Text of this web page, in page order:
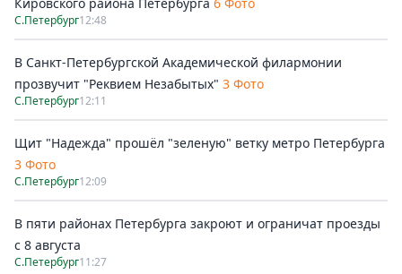
С.Петербург12:48
В Санкт-Петербургской Академической филармонии
прозвучит "Реквием Незабытых" 3 Фото
С.Петербург12:11
Щит "Надежда" прошёл "зеленую" ветку метро Петербурга
3 Фото
С.Петербург12:09
В пяти районах Петербурга закроют и ограничат проезды
с 8 августа
С.Петербург11:27